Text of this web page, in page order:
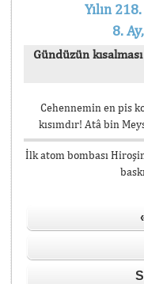
Yılın
8.
Gündüzün
Cehennemin en pis
kısımdır! Atâ bin
İlk atom bombası